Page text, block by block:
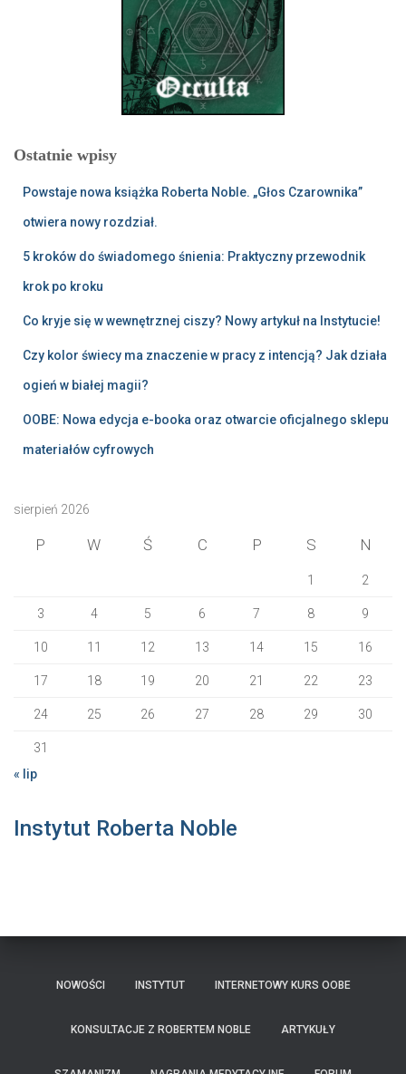
Ostatnie wpisy
Powstaje nowa książka Roberta Noble. „Głos Czarownika”
otwiera nowy rozdział.
5 kroków do świadomego śnienia: Praktyczny przewodnik
krok po kroku
Co kryje się w wewnętrznej ciszy? Nowy artykuł na Instytucie!
Czy kolor świecy ma znaczenie w pracy z intencją? Jak działa
ogień w białej magii?
OOBE: Nowa edycja e-booka oraz otwarcie oficjalnego sklepu
materiałów cyfrowych
sierpień 2026
P W Ś C P S N
1 2
3 4 5 6 7 8 9
10 11 12 13 14 15 16
17 18 19 20 21 22 23
24 25 26 27 28 29 30
31
« lip
Instytut Roberta Noble
NOWOŚCI INSTYTUT INTERNETOWY KURS OOBE
KONSULTACJE Z ROBERTEM NOBLE ARTYKUŁY